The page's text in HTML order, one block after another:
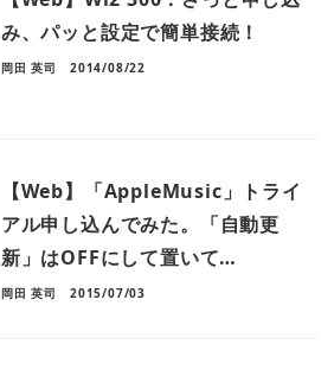
み、パッと設定で簡単接続！
岡田 英司 2014/08/22
【Web】「AppleMusic」トライ
アル申し込んでみた。「自動更
新」はOFFにして置いて…
岡田 英司 2015/07/03